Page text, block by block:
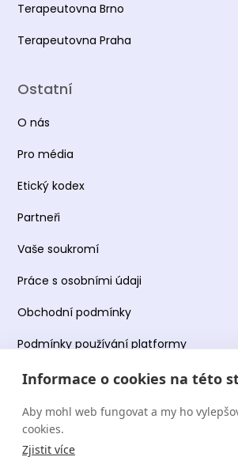
Informace o cookies na této
Aby mohl web fungovat a my ho
cookies.
Zjistit více
Terapeutovna Brno
Terapeutovna Praha
Ostatní
O nás
Pro média
Etický kodex
Partneři
Vaše soukromí
Práce s osobními údaji
Obchodní podmínky
Podmínky používání platformy
Copyright Terapie CZ s.r.o. 2026.
vyhrazena. Web provozuje Terapie